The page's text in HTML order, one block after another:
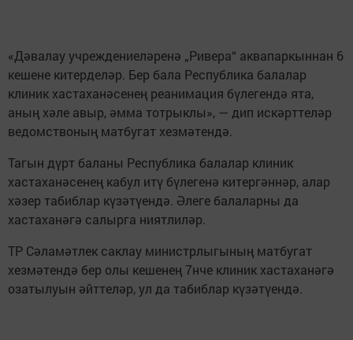
«Дәвалау учреждениеләренә „Ривера“ аквапаркыннан 6
кешене китерделәр. Бер бала Республика балалар
клиник хастаханәсенең реанимация бүлегендә ята,
аның хәле авыр, әмма тотрыклы», — дип искәрттеләр
ведомствоның матбугат хезмәтендә.
Тагын дүрт баланы Республика балалар клиник
хастаханәсенең кабул итү бүлегенә китергәннәр, алар
хәзер табиблар күзәтүендә. Әлеге балаларны да
хастаханәгә салырга ниятлиләр.
ТР Сәламәтлек саклау министрлыгының матбугат
хезмәтендә бер олы кешенең 7нче клиник хастаханәгә
озатылуын әйттеләр, ул да табиблар күзәтүендә.